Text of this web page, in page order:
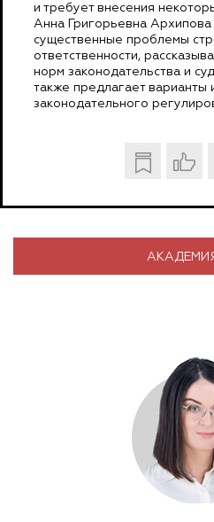
и требует внесения
Анна Григорьевна
существенные проблемы
ответственности,
норм законодательства и
также предлагает варианты
законодательного